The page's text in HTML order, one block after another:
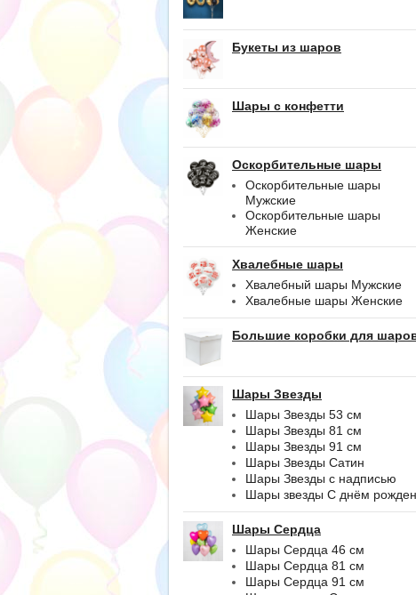
Букеты из шаров
Шары с конфетти
Оскорбительные шары
Оскорбительные шары
Мужские
Оскорбительные шары
Женские
Хвалебные шары
Хвалебный шары Мужские
Хвалебные шары Женские
Большие коробки для
Шары Звезды
Шары Звезды 53 см
Шары Звезды 81 см
Шары Звезды 91 см
Шары Звезды Сатин
Шары Звезды с надписью
Шары звезды С днём
Шары Сердца
Шары Сердца 46 см
Шары Сердца 81 см
Шары Сердца 91 см